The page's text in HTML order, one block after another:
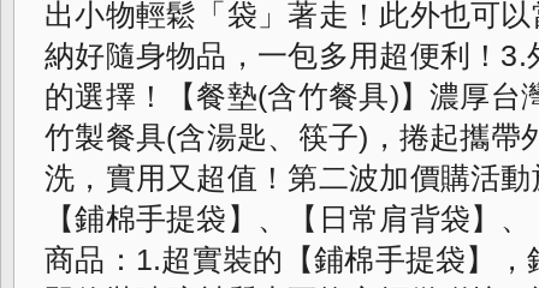
出小物輕鬆「袋」著走！此外也可
納好隨身物品，一包多用超便利！3.
的選擇！【餐墊(含竹餐具)】濃厚台
竹製餐具(含湯匙、筷子)， 捲起攜帶
洗，實用又超值！ 第二波加價購活
【鋪棉手提袋】、
【日常肩背袋】
商品：1.超實裝的【鋪棉手提袋】，